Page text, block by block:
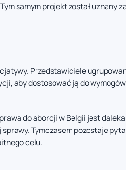
samym projekt został uznany
Przedstawiciele
aby dostosować ją do
do aborcji w Belgii jest
Tymczasem pozostaje
celu.